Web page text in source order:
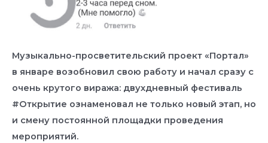
Музыкально-просветительский проект «Портал»
в январе возобновил свою работу и начал сразу с
очень крутого виража: двухдневный фестиваль
#Открытие ознаменовал не только новый этап, но
и смену постоянной площадки проведения
мероприятий.